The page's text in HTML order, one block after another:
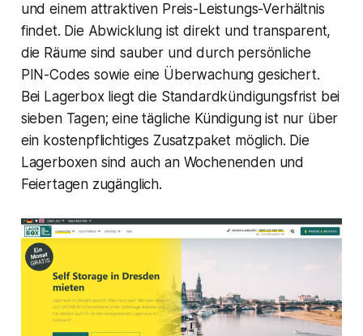
und einem attraktiven Preis-Leistungs-Verhältnis
findet. Die Abwicklung ist direkt und transparent,
die Räume sind sauber und durch persönliche
PIN-Codes sowie eine Überwachung gesichert.
Bei Lagerbox liegt die Standardkündigungsfrist bei
sieben Tagen; eine tägliche Kündigung ist nur über
ein kostenpflichtiges Zusatzpaket möglich. Die
Lagerboxen sind auch an Wochenenden und
Feiertagen zugänglich.